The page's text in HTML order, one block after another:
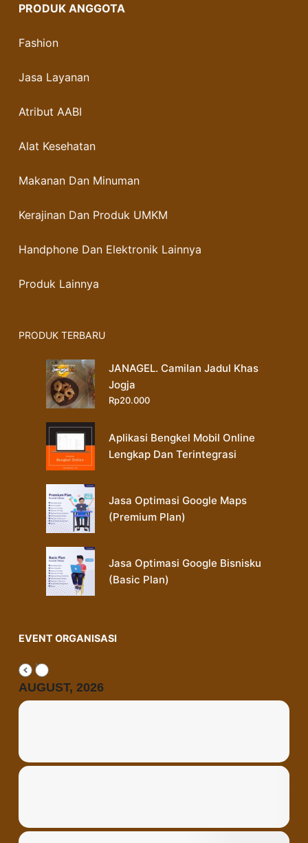
PRODUK ANGGOTA
Fashion
Jasa Layanan
Atribut AABI
Alat Kesehatan
Makanan Dan Minuman
Kerajinan Dan Produk UMKM
Handphone Dan Elektronik Lainnya
Produk Lainnya
PRODUK TERBARU
JANAGEL. Camilan Jadul Khas
Jogja
Rp20.000
Aplikasi Bengkel Mobil Online
Lengkap Dan Terintegrasi
Jasa Optimasi Google Maps
(Premium Plan)
Jasa Optimasi Google Bisnisku
(Basic Plan)
EVENT ORGANISASI
AUGUST, 2026